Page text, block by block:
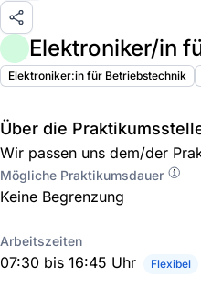
Elektroniker/in
Elektroniker:in für Betriebstechnik
Über die
Wir passen uns dem/der
Mögliche Praktikumsdauer
Keine Begrenzung
Arbeitszeiten
07:30 bis 16:45 Uhr Flexibel